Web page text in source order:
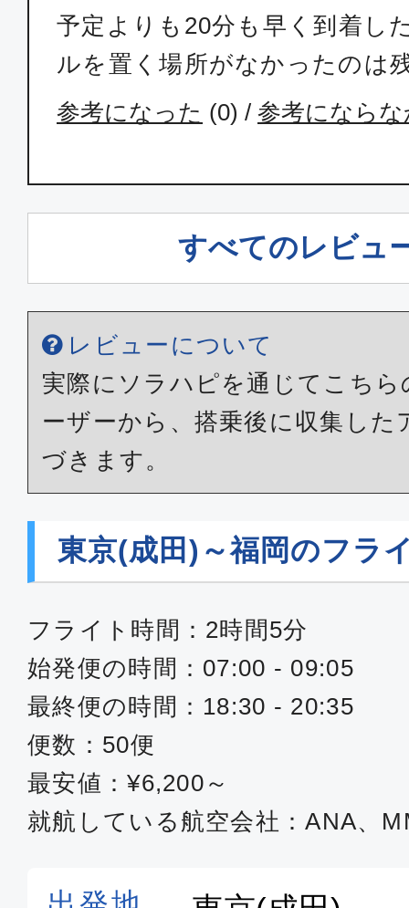
予定よりも20分も早く到着し
ルを置く場所がなかったのは
参考になった (0) / 参考になら
すべてのレビュ
レビューについて
実際にソラハピを通じてこち
ーザーから、搭乗後に収集した
づきます。
東京(成田)～福岡のフラ
フライト時間：2時間5分
始発便の時間：07:00 - 09:05
最終便の時間：18:30 - 20:35
便数：50便
最安値：¥6,200～
就航している航空会社：ANA、